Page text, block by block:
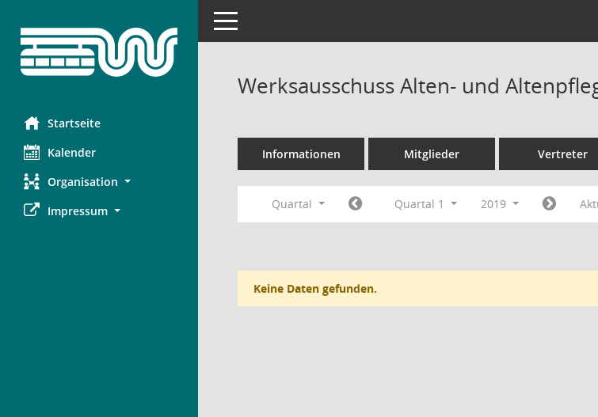
Startseite
Kalender
Organisation
Impressum
Toggle navigation
Werksausschuss Alten- und
Informationen Mitglieder Vertreter
Quartal Quartal 1 2019
Keine Daten gefunden.